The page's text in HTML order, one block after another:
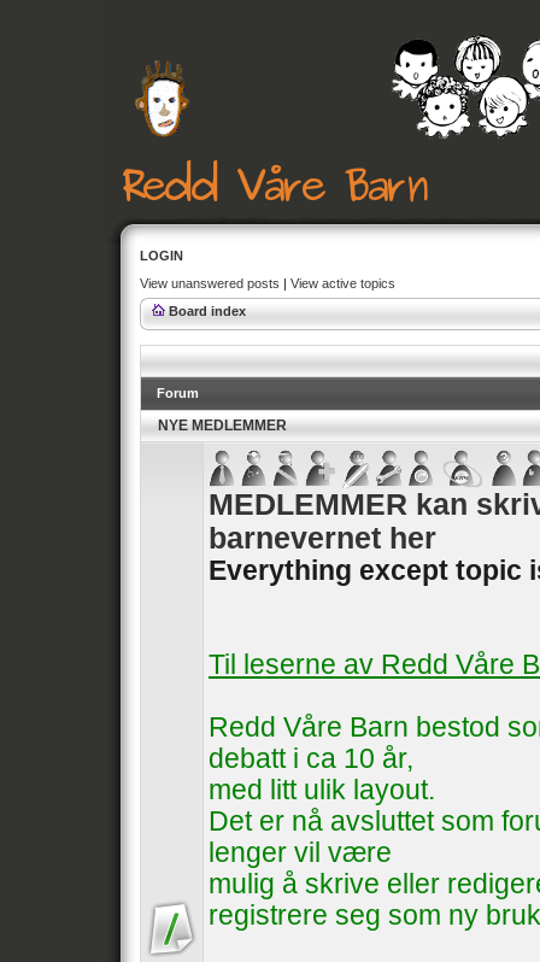
LOGIN
View unanswered posts | View active topics
Board index
Forum
NYE MEDLEMMER
MEDLEMMER kan
barnevernet her
Everything except topic
Til leserne av Redd Våre
Redd Våre Barn bestod
debatt i ca 10 år,
med litt ulik layout.
Det er nå avsluttet som
lenger vil være
mulig å skrive eller
registrere seg som ny